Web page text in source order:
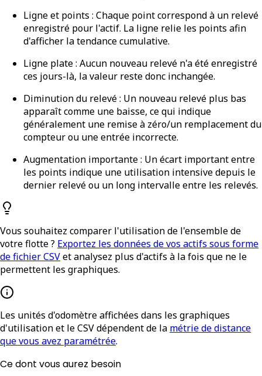
Ligne et points : Chaque point correspond à un relevé
enregistré pour l'actif. La ligne relie les points afin
d'afficher la tendance cumulative.
Ligne plate : Aucun nouveau relevé n'a été enregistré
ces jours-là, la valeur reste donc inchangée.
Diminution du relevé : Un nouveau relevé plus bas
apparaît comme une baisse, ce qui indique
généralement une remise à zéro/un remplacement du
compteur ou une entrée incorrecte.
Augmentation importante : Un écart important entre
les points indique une utilisation intensive depuis le
dernier relevé ou un long intervalle entre les relevés.
Vous souhaitez comparer l'utilisation de l'ensemble de
votre flotte ? Exportez les données de vos actifs sous forme
de fichier CSVet analysez plus d'actifs à la fois que ne le
permettent les graphiques.
Les unités d'odomètre affichées dans les graphiques
d'utilisation et le CSV dépendent de la métrie de distance
que vous avez paramétrée.
Ce dont vous aurez besoin